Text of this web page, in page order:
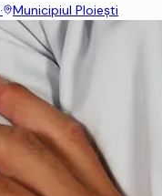
· Municipiul Ploieşti